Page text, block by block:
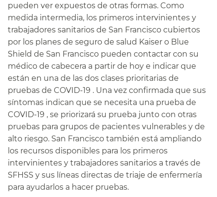
pueden ver expuestos de otras formas. Como
medida intermedia, los primeros intervinientes y
trabajadores sanitarios de San Francisco cubiertos
por los planes de seguro de salud Kaiser o Blue
Shield de San Francisco pueden contactar con su
médico de cabecera a partir de hoy e indicar que
están en una de las dos clases prioritarias de
pruebas de COVID-19 . Una vez confirmada que sus
síntomas indican que se necesita una prueba de
COVID-19 , se priorizará su prueba junto con otras
pruebas para grupos de pacientes vulnerables y de
alto riesgo. San Francisco también está ampliando
los recursos disponibles para los primeros
intervinientes y trabajadores sanitarios a través de
SFHSS y sus líneas directas de triaje de enfermería
para ayudarlos a hacer pruebas.​​